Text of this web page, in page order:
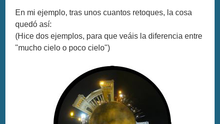
En mi ejemplo, tras unos cuantos retoques, la cosa
quedó así:
(Hice dos ejemplos, para que veáis la diferencia entre
"mucho cielo o poco cielo")